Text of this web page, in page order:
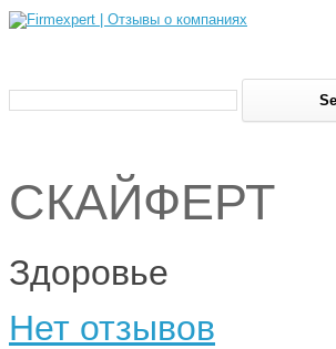
СКАЙФЕРТ
Здоровье
Нет отзывов